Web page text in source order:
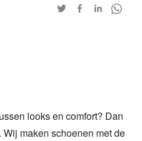
looks en comfort? Dan
maken schoenen met de